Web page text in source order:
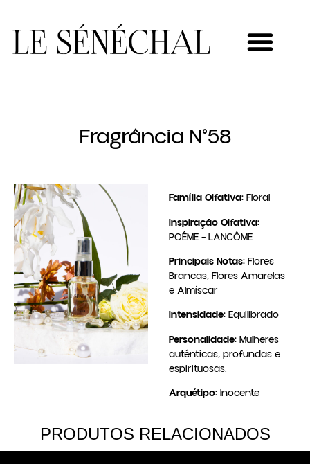
Fragrância N°58
Família Olfativa: Floral
Inspiração Olfativa:
POÊME – LANCÔME
Principais Notas: Flores
Brancas, Flores Amarelas
e Almíscar
Intensidade: Equilibrado
Personalidade: Mulheres
autênticas, profundas e
espirituosas.
Arquétipo: Inocente
PRODUTOS RELACIONADOS